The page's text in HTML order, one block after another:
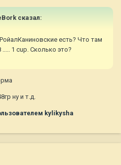
сказал:
есть? Что там
1 cup. Сколько это?
ну и т.д.
kylikysha